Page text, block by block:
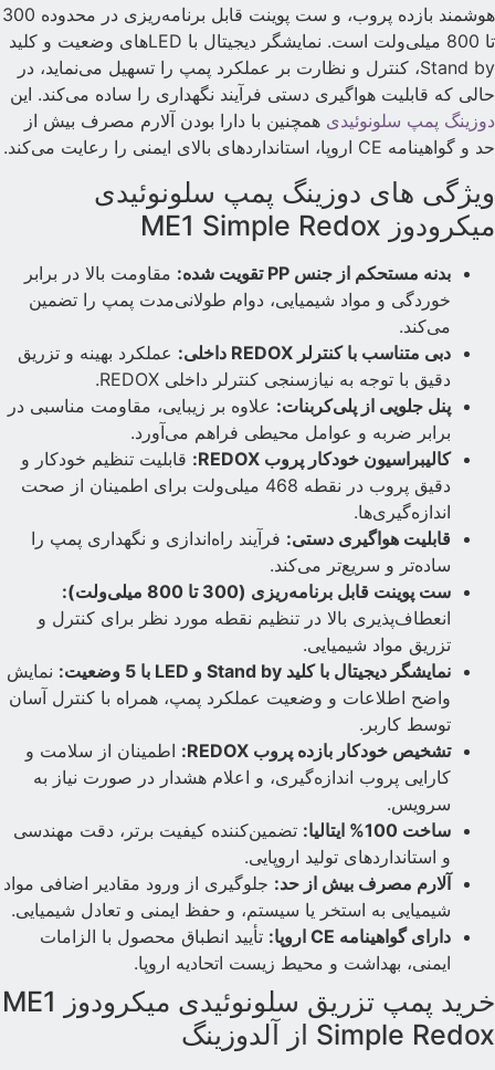
هوشمند بازده پروب، و ست پوینت قابل برنامه‌ریزی در محدوده 300
تا 800 میلی‌ولت است. نمایشگر دیجیتال با LEDهای وضعیت و کلید
Stand by، کنترل و نظارت بر عملکرد پمپ را تسهیل می‌نماید، در
حالی که قابلیت هواگیری دستی فرآیند نگهداری را ساده می‌کند. این
دوزینگ پمپ سلونوئیدی همچنین با دارا بودن آلارم مصرف بیش از
حد و گواهینامه CE اروپا، استانداردهای بالای ایمنی را رعایت می‌کند.
ویژگی های دوزینگ پمپ سلونوئیدی
میکرودوز ME1 Simple Redox
بدنه مستحکم از جنس PP تقویت شده:
مقاومت بالا در برابر
خوردگی و مواد شیمیایی، دوام طولانی‌مدت پمپ را تضمین
می‌کند.
دبی متناسب با کنترلر REDOX داخلی:
عملکرد بهینه و تزریق
دقیق با توجه به نیازسنجی کنترلر داخلی REDOX.
پنل جلویی از پلی‌کربنات: علاوه بر زیبایی، مقاومت مناسبی در
برابر ضربه و عوامل محیطی فراهم می‌آورد.
کالیبراسیون خودکار پروب REDOX:
قابلیت تنظیم خودکار و
دقیق پروب در نقطه 468 میلی‌ولت برای اطمینان از صحت
اندازه‌گیری‌ها.
قابلیت هواگیری دستی: فرآیند راه‌اندازی و نگهداری پمپ را
ساده‌تر و سریع‌تر می‌کند.
ست پوینت قابل برنامه‌ریزی (300 تا 800 میلی‌ولت):
انعطاف‌پذیری بالا در تنظیم نقطه مورد نظر برای کنترل و
تزریق مواد شیمیایی.
نمایشگر دیجیتال با کلید Stand by و LED با 5 وضعیت:
نمایش
واضح اطلاعات و وضعیت عملکرد پمپ، همراه با کنترل آسان
توسط کاربر.
تشخیص خودکار بازده پروب REDOX:
اطمینان از سلامت و
کارایی پروب اندازه‌گیری، و اعلام هشدار در صورت نیاز به
سرویس.
ساخت 100% ایتالیا:
تضمین‌کننده کیفیت برتر، دقت مهندسی
و استانداردهای تولید اروپایی.
آلارم مصرف بیش از حد: جلوگیری از ورود مقادیر اضافی مواد
شیمیایی به استخر یا سیستم، و حفظ ایمنی و تعادل شیمیایی.
دارای گواهینامه CE اروپا:
تأیید انطباق محصول با الزامات
ایمنی، بهداشت و محیط زیست اتحادیه اروپا.
خرید پمپ تزریق سلونوئیدی میکرودوز ME1
Simple Redox از آلدوزینگ